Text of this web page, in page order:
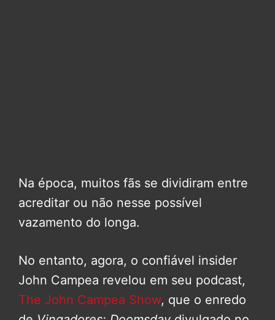
Na época, muitos fãs se dividiram entre
acreditar ou não nesse possível
vazamento do longa.
No entanto, agora, o confiável insider
John Campea revelou em seu podcast,
The John Campea Show, que o enredo